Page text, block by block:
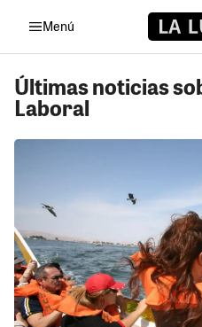
Menú
Últimas noticias
Laboral